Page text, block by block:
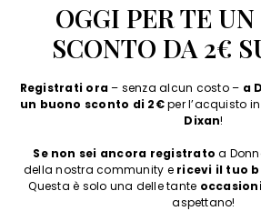
OGGI PER TE
SCONTO DA 2€
Registrati ora– senza alcun costo – a
un buono sconto di 2€per l’acquisto
Dixan!
Se non sei ancora registrato a
della nostra community e ricevi il tuo
Questa è solo una delle tante
aspettano!